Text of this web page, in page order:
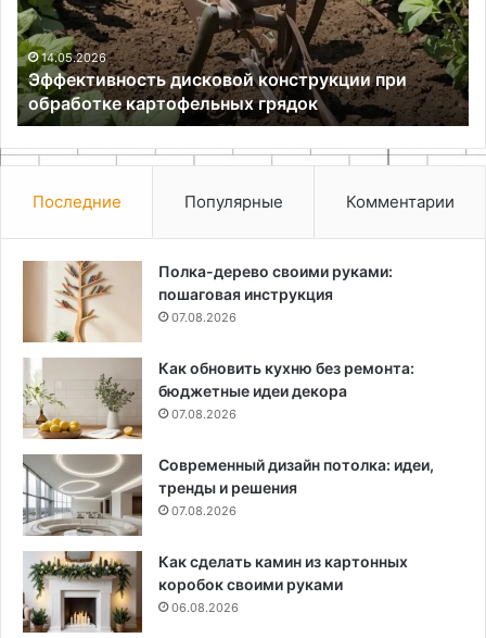
картофельных
грядок
14.05.2026
Эффективность дисковой конструкции при
обработке картофельных грядок
и
Последние Популярные Комментарии
Полка-дерево своими руками:
пошаговая инструкция
07.08.2026
Как обновить кухню без ремонта:
бюджетные идеи декора
07.08.2026
Современный дизайн потолка: идеи,
тренды и решения
07.08.2026
Как сделать камин из картонных
коробок своими руками
06.08.2026